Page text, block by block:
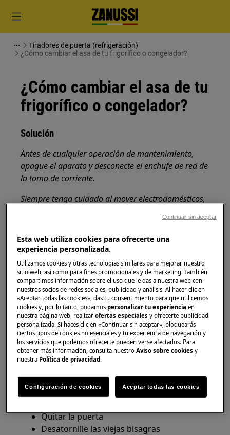
Tiradores de puerta (refrigeración)
¿Cómo cambiar el asa de tu frigorífico o congelador?
¿Cómo cambiar el asa de tu
frigorífico o congelador?
Solución
Antes de cualquier operación de mantenimiento,
apague el aparato y desconecte el enchufe de red de
la toma de corriente.
Siempre tenga cuidado al mover electrodomésticos,
Utilice siempre guantes de seguridad y calzado
cerrado.
Tenga en cuenta que la autoreparación o la
reparación no profesional pueden tener
consecuencias para la seguridad si no se realizan
correctamente.
Si desea reemplazar las piezas usted mismo,
puede encontrar piezas de repuesto, accesorios
y productos de cuidado en nuestra tienda web.
Retire los estantes de la puerta
Afloje la bisagra superior e inferior con un
Quitar la puerta
Desatornille las viejas bisagras
Esta web utiliza cookies para ofrecerte una
experiencia personalizada.
Utilizamos cookies y otras tecnologías similares para mejorar nuestro
sitio web, así como para fines promocionales y de marketing. También
compartimos información sobre el uso que le das a nuestra web con
nuestros socios de redes sociales, publicidad y análisis. Al hacer clic en
«Aceptar todas las cookies», das tu consentimiento para que utilicemos
cookies y, por lo tanto, podamospersonalizar tu experienciaen
nuestra página web, realizarofertas especiales y ofrecerte publicidad
personalizada. Si haces clic en «Continuar sin aceptar», bloquearás
ciertos tipos de cookies no esenciales y tu experiencia de navegación y
los servicios que podemos ofrecerte pueden verse afectados. Para
obtener más información, consulta nuestroAviso sobre cookies y
nuestra Política de privacidad.
Configuración de cookies Aceptar todas las cookies
Continuar sin aceptar